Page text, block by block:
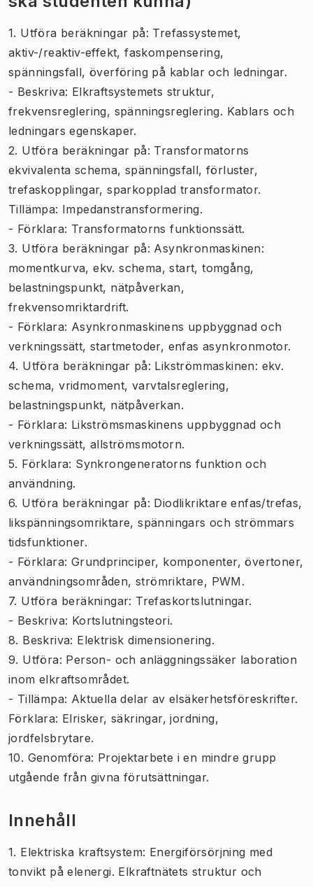
1. Utföra beräkningar på: Trefassystemet,
aktiv-/reaktiv-effekt, faskompensering,
spänningsfall, överföring på kablar och ledningar.
- Beskriva: Elkraftsystemets struktur,
frekvensreglering, spänningsreglering. Kablars och
ledningars egenskaper.
2. Utföra beräkningar på: Transformatorns
ekvivalenta schema, spänningsfall, förluster,
trefaskopplingar, sparkopplad transformator.
Tillämpa: Impedanstransformering.
- Förklara: Transformatorns funktionssätt.
3. Utföra beräkningar på: Asynkronmaskinen:
momentkurva, ekv. schema, start, tomgång,
belastningspunkt, nätpåverkan,
frekvensomriktardrift.
- Förklara: Asynkronmaskinens uppbyggnad och
verkningssätt, startmetoder, enfas asynkronmotor.
4. Utföra beräkningar på: Likströmmaskinen: ekv.
schema, vridmoment, varvtalsreglering,
belastningspunkt, nätpåverkan.
- Förklara: Likströmsmaskinens uppbyggnad och
verkningssätt, allströmsmotorn.
5. Förklara: Synkrongeneratorns funktion och
användning.
6. Utföra beräkningar på: Diodlikriktare enfas/trefas,
likspänningsomriktare, spänningars och strömmars
tidsfunktioner.
- Förklara: Grundprinciper, komponenter, övertoner,
användningsområden, strömriktare, PWM.
7. Utföra beräkningar: Trefaskortslutningar.
- Beskriva: Kortslutningsteori.
8. Beskriva: Elektrisk dimensionering.
9. Utföra: Person- och anläggningssäker laboration
inom elkraftsområdet.
- Tillämpa: Aktuella delar av elsäkerhetsföreskrifter.
Förklara: Elrisker, säkringar, jordning,
jordfelsbrytare.
10. Genomföra: Projektarbete i en mindre grupp
utgående från givna förutsättningar.
Innehåll
1. Elektriska kraftsystem: Energiförsörjning med
tonvikt på elenergi. Elkraftnätets struktur och